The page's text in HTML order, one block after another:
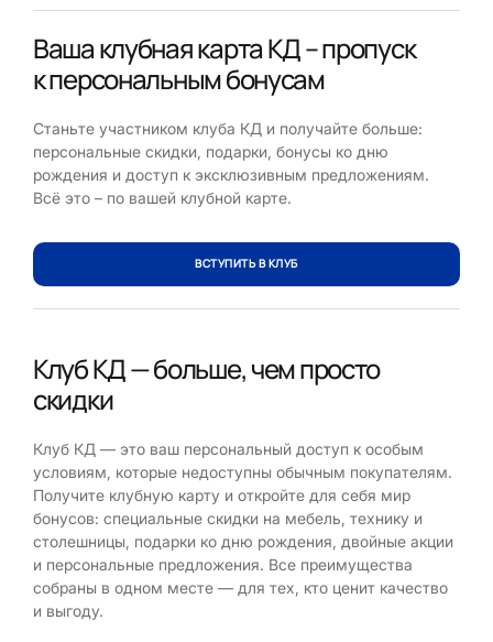
Ваша клубная карта КД – пропуск
к персональным бонусам
Станьте участником клуба КД и получайте больше:
персональные скидки, подарки, бонусы ко дню
рождения и доступ к эксклюзивным предложениям.
Всё это – по вашей клубной карте.
ВСТУПИТЬ В КЛУБ
Клуб КД — больше, чем просто
скидки
Клуб КД — это ваш персональный доступ к особым
условиям, которые недоступны обычным покупателям.
Получите клубную карту и откройте для себя мир
бонусов: специальные скидки на мебель, технику и
столешницы, подарки ко дню рождения, двойные акции
и персональные предложения. Все преимущества
собраны в одном месте — для тех, кто ценит качество
и выгоду.